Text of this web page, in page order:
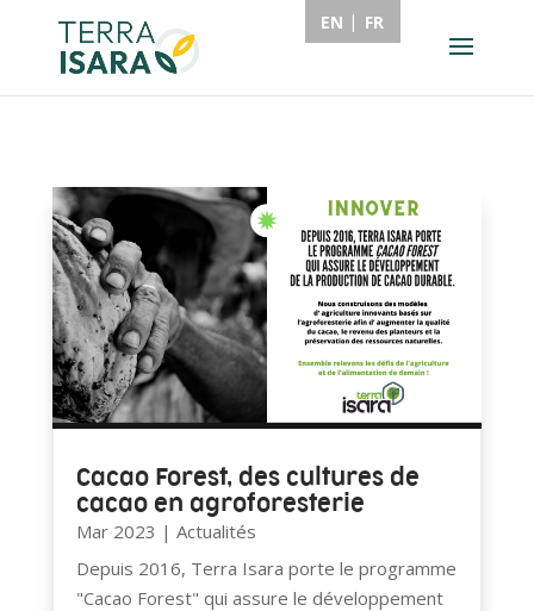
Cacao Forest, des cultures de
cacao en agroforesterie
Mar 2023 | Actualités
Depuis 2016, Terra Isara porte le programme
"Cacao Forest" qui assure le développement
EN FR